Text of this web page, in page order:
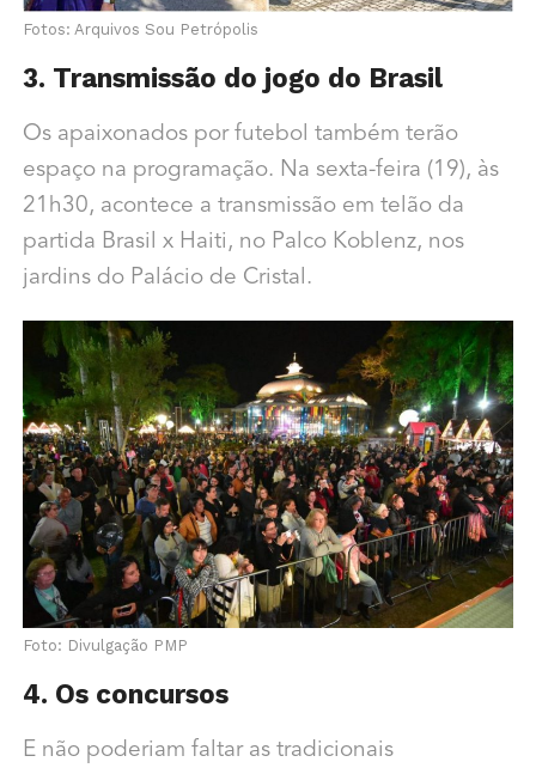
Fotos: Arquivos Sou Petrópolis
3. Transmissão do jogo do Brasil
Os apaixonados por futebol também terão
espaço na programação. Na sexta-feira (19), às
21h30, acontece a transmissão em telão da
partida Brasil x Haiti, no Palco Koblenz, nos
jardins do Palácio de Cristal.
Foto: Divulgação PMP
4. Os concursos
E não poderiam faltar as tradicionais